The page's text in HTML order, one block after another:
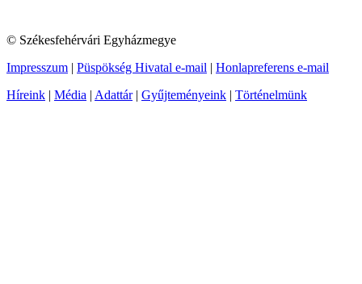
© Székesfehérvári Egyházmegye
Impresszum | Püspökség Hivatal e-mail | Honlapreferens e-mail
Híreink | Média | Adattár| Gyűjteményeink | Történelmünk